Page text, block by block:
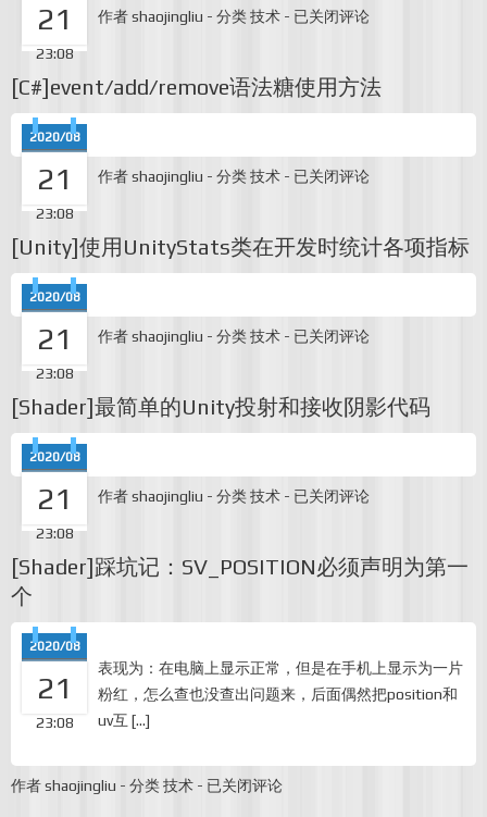
based
rendering
21
23:08
作者shaojingliu - 分类技术 - [Shader]UnityShaderLab
用
限
义
已关闭评论
[C#]event/add/remove语法糖使用方法
2020/08
21
23:08
作者shaojingliu - 分类技术 - [C#]event/add/remove
使
用
已关闭评论
[Unity]使用UnityStats类在开发时统计各项指标
2020/08
21
23:08
作者shaojingliu - 分类技术 - [Unity]
类
时
统
项
已关闭评论
[Shader]最简单的Unity投射和接收阴影代码
2020/08
21
23:08
作者shaojingliu - 分类技术 - [Shader]
的
射
接
收
阴
码
已关闭评论
[Shader]踩坑记：SV_POSITION必须声明为第一
个
2020/08
21
23:08
表现为：在电脑上显示正常，但是在手机上显示为一片
粉红，怎么查也没查出问题来，后面偶然把position和
uv互 […]
作者shaojingliu - 分类技术 - [Shader]
已关闭评论